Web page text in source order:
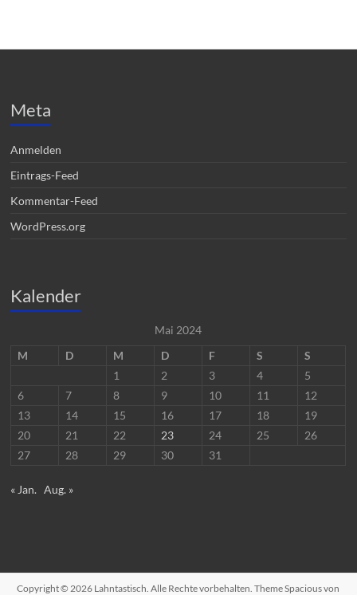
Meta
Anmelden
Eintrags-Feed
Kommentar-Feed
WordPress.org
Kalender
Mai 2024
M
D M D F S
S
1
2 3 4
5
6
7 8 9 10 11
12
13
14 15 16 17 18
19
20
21 22 23 24 25
26
27
28 29 30 31
« Jan. Aug. »
Copyright © 2026 Lahntastisch . Alle Rechte vorbehalten. ThemeSpaciousvon